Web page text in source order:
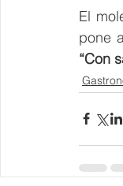
El
pone
“Con